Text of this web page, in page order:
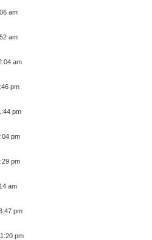
am
am
am
pm
pm
pm
pm
am
pm
pm